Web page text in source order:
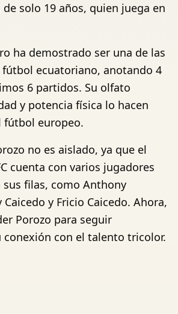
de solo 19 años, quien juega en
ha demostrado ser una de las
fútbol ecuatoriano, anotando 4
6 partidos. Su olfato
y potencia física lo hacen
fútbol europeo.
no es aislado, ya que el
cuenta con varios jugadores
filas, como Anthony
Caicedo y Fricio Caicedo. Ahora,
Porozo para seguir
con el talento tricolor.